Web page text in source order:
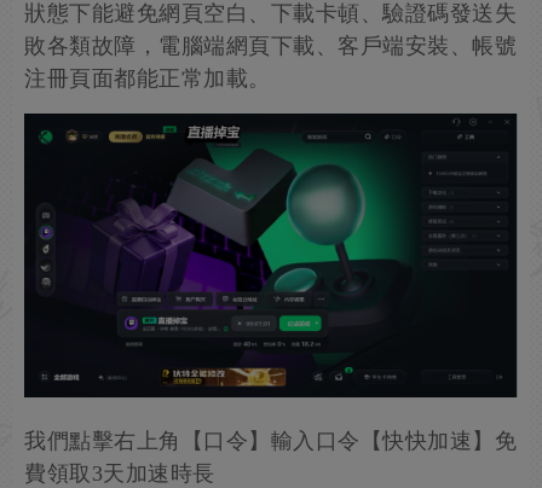
狀態下能避免網頁空白、下載卡頓、驗證碼發送失
敗各類故障，電腦端網頁下載、客戶端安裝、帳號
注冊頁面都能正常加載。
我們點擊右上角【口令】輸入口令【快快加速】免
費領取3天加速時長